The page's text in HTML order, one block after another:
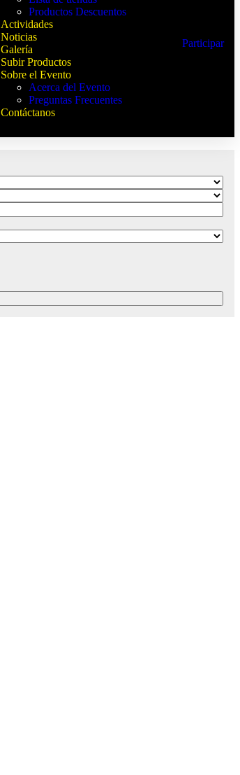
Productos Descuentos
Actividades
Noticias
Galería
Subir Productos
Sobre el Evento
Acerca del Evento
Preguntas Frecuentes
Contáctanos
Participar